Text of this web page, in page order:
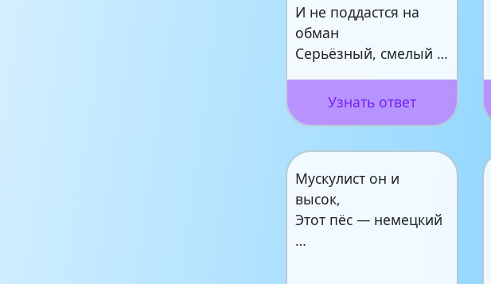
И не поддастся на
обман
Серьёзный, смелый …
Узнать ответ
Мускулист он и
высок,
Этот пёс — немецкий
…